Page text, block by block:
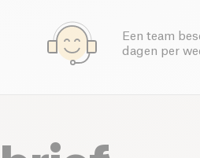
Een team
dagen per